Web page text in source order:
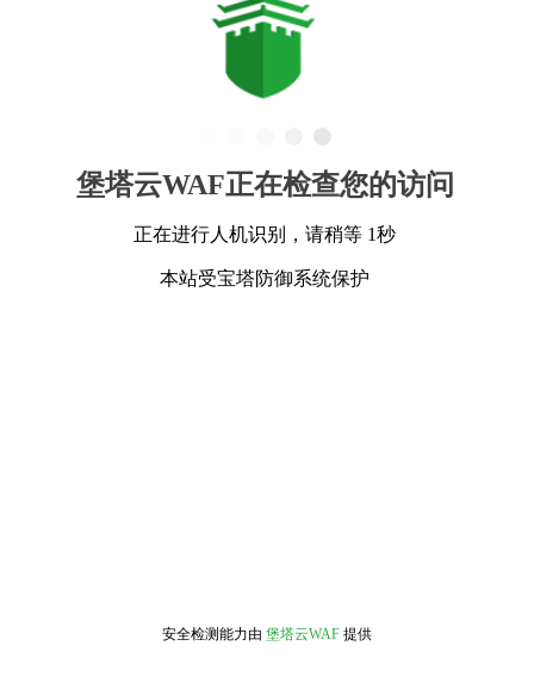
堡塔云WAF正在检查您的访问
正在进行人机识别，请稍等 1秒
本站受宝塔防御系统保护
安全检测能力由 堡塔云WAF 提供